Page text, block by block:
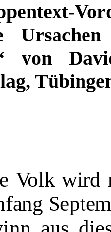
von
Volk